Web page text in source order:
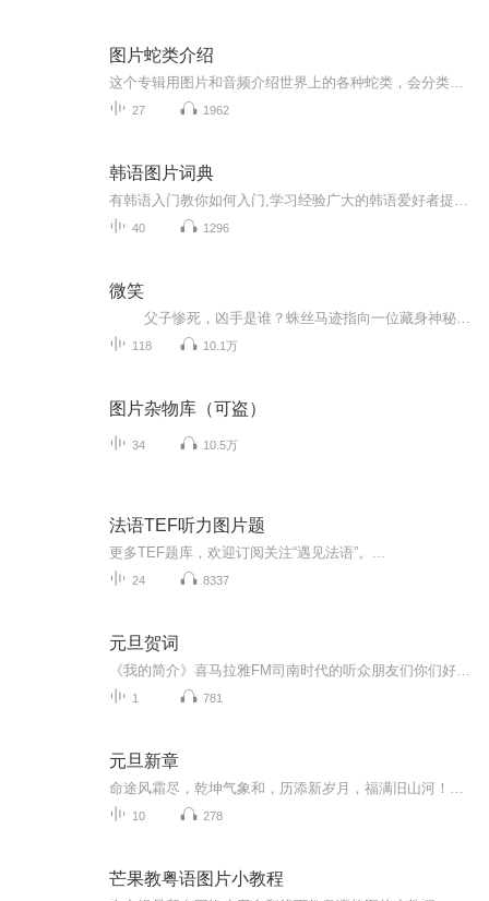
图片蛇类介绍
27 1962
韩语图片词典
40 1296
微笑
118 10.1万
图片杂物库（可盗）
34 10.5万
法语TEF听力图片题
更多TEF题库，欢迎订阅关注“遇见法语”。...
24 8337
元旦贺词
1 781
元旦新章
10 278
芒果教粤语图片小教程